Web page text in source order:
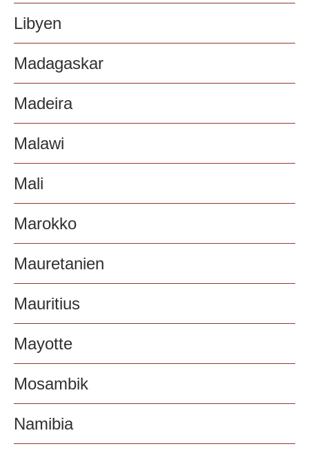
Libyen
Madagaskar
Madeira
Malawi
Mali
Marokko
Mauretanien
Mauritius
Mayotte
Mosambik
Namibia